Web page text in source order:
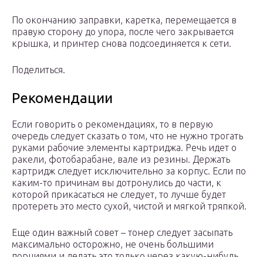
По окончанию заправки, каретка, перемещается в
правую сторону до упора, после чего закрывается
крышка, и принтер снова подсоединяется к сети.
Поделиться.
Рекомендации
Если говорить о рекомендациях, то в первую
очередь следует сказать о том, что не нужно трогать
руками рабочие элементы картриджа. Речь идет о
ракели, фотобарабане, вале из резины. Держать
картридж следует исключительно за корпус. Если по
каким-то причинам вы дотронулись до части, к
которой прикасаться не следует, то лучше будет
протереть это место сухой, чистой и мягкой тряпкой.
Еще один важный совет – тонер следует засыпать
максимально осторожно, не очень большими